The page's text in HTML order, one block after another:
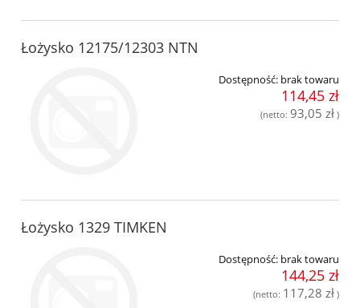
Łożysko 12175/12303 NTN
Dostępność: brak towaru
114,45 zł
(netto: 93,05 zł )
Łożysko 1329 TIMKEN
Dostępność: brak towaru
144,25 zł
(netto: 117,28 zł )